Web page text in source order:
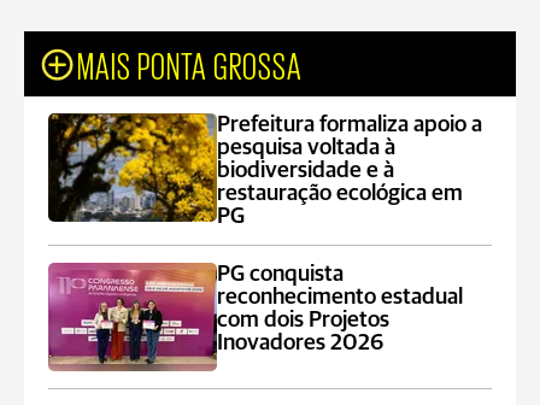
MAIS PONTA GROSSA
Prefeitura formaliza apoio a
pesquisa voltada à
biodiversidade e à
restauração ecológica em
PG
PG conquista
reconhecimento estadual
com dois Projetos
Inovadores 2026